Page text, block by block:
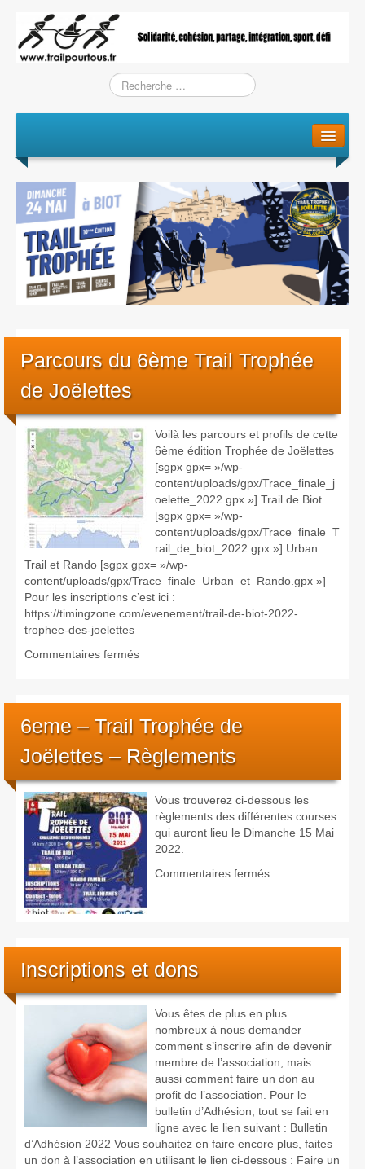
L’Association
L’équipe
Training / Courses
Entraînements
Les courses
Rugby Riviera Fauteuil
On parle de nous
Partenaires & remerciements
Partenaires
Remerciements
Contact
Parcours du 6ème Trail Trophée
de Joëlettes
Voilà les parcours et profils de cette
6ème édition Trophée de Joëlettes
[sgpx gpx= »/wp-
content/uploads/gpx/Trace_finale_j
oelette_2022.gpx »] Trail de Biot
[sgpx gpx= »/wp-
content/uploads/gpx/Trace_finale_T
rail_de_biot_2022.gpx »] Urban
Trail et Rando [sgpx gpx= »/wp-
content/uploads/gpx/Trace_finale_Urban_et_Rando.gpx »]
Pour les inscriptions c’est ici :
https://timingzone.com/evenement/trail-de-biot-2022-
trophee-des-joelettes
Commentaires ferméssur
6ème
Trail
Trophée
de
Joëlettes
6eme – Trail Trophée de
Joëlettes – Règlements
Vous trouverez ci-dessous les
règlements des différentes courses
qui auront lieu le Dimanche 15 Mai
2022.
Commentaires ferméssur
Inscriptions et dons
Vous êtes de plus en plus
nombreux à nous demander
comment s’inscrire afin de devenir
membre de l’association, mais
aussi comment faire un don au
profit de l’association. Pour le
bulletin d’Adhésion, tout se fait en
ligne avec le lien suivant : Bulletin
d’Adhésion 2022 Vous souhaitez en faire encore plus, faites
un don à l’association en utilisant le lien ci-dessous : Faire un